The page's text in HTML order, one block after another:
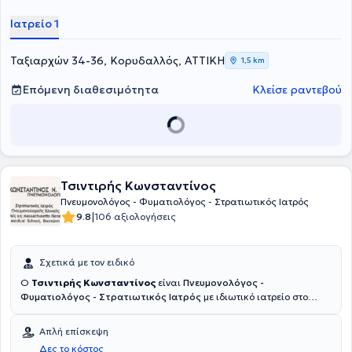
Ιατρείο 1
Ταξιαρχών 34-36, Κορυδαλλός, ΑΤΤΙΚΗ 1,5 km
Επόμενη διαθεσιμότητα Κλείσε ραντεβού
Τσιντιρής Κωνσταντίνος
Πνευμονολόγος - Φυματιολόγος - Στρατιωτικός Ιατρός
9.8|106 αξιολογήσεις
Σχετικά με τον ειδικό
Ο Τσιντιρής Κωνσταντίνος είναι Πνευμονολόγος -
Φυματιολόγος - Στρατιωτικός Ιατρός με ιδιωτικό ιατρείο στο
Πανεπιστημίου Θεσσαλονίκης και έχει μετεκπαιδευτεί στη
Πνευμονολογική Κλινική και Μονάδα Εντατικής Θεραπείας στο
Απλή επίσκεψη
Δες το κόστος